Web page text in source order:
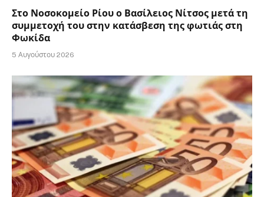
Στο Νοσοκομείο Ρίου ο Βασίλειος Νίτσος μετά τη
συμμετοχή του στην κατάσβεση της φωτιάς στη
Φωκίδα
5 Αυγούστου 2026